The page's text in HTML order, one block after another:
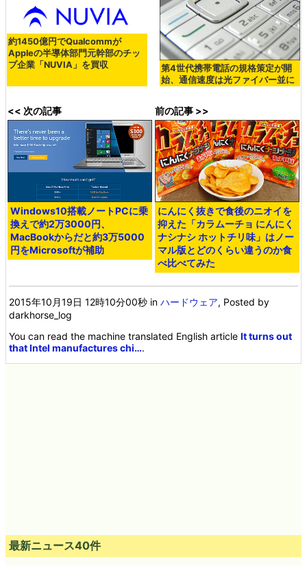
約1450億円でQualcommが
Appleの半導体部門元幹部のチッ
プ企業「NUVIA」を買収
第4世代携帯電話の規格策定が開
始、通信速度は光ファイバー並に
<< 次の記事
Windows10搭載ノートPCに乗
換えで約2万3000円、
MacBookからだと約3万5000
円をMicrosoftが補助
前の記事 >>
にんにく抜きで食後のニオイを
抑えた「カラムーチョ にんにく
ナシナシ ホットチリ味」はノー
マル版とどのくらい違うのか食
べ比べてみた
2015年10月19日 12時10分00秒 inハードウェア, Posted by
darkhorse_log
You can read the machine translated English articleIt turns out
that Intel manufactures chi….
最新ニュース40件